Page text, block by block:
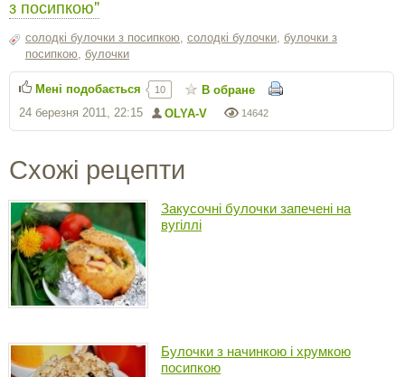
з посипкою"
солодкі булочки з посипкою, солодкі булочки, булочки з
посипкою, булочки
14642
OLYA-V
24 березня 2011, 22:15
Мені подобається 10 В обране
Схожі рецепти
Закусочні булочки запечені на
вугіллі
Булочки з начинкою і хрумкою
посипкою